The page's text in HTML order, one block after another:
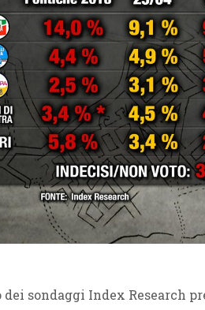
dei sondaggi Index Research